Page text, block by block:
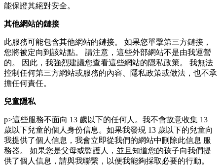
能保證其絕對安全。
其他網站的鏈接
此服務可能包含其他網站的鏈接。 如果您單擊第三方鏈接，
您將被定向到該站點。 請注意，這些外部網站不是由我運營
的。 因此，我強烈建議您查看這些網站的隱私政策。 我無法
控制任何第三方網站或服務的內容、隱私政策或做法，也不承
擔任何責任。
兒童隱私
p>這些服務不面向 13 歲以下的任何人。我不會故意收集 13
歲以下兒童的個人身份信息。如果我發現 13 歲以下的兒童向
我提供了個人信息，我會立即從我們的網站中刪除此信息 服
務器。 如果您是父母或監護人，並且知道您的孩子向我們提
供了個人信息，請與我聯繫，以便我能夠採取必要的行動。